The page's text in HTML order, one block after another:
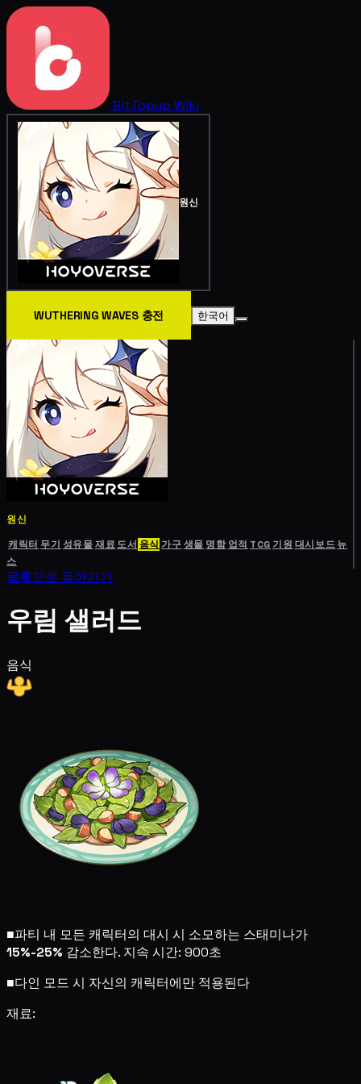
BitTopup Wiki
원신
WUTHERING WAVES 충전 한국어
원신
캐릭터 무기 성유물재료도서 음식 가구생물 명함 업적 TCG기원 대시보드뉴
스
목록으로 돌아가기
우림 샐러드
음식
■파티 내 모든 캐릭터의 대시 시 소모하는 스태미나가
15%-25% 감소한다. 지속 시간: 900초
■다인 모드 시 자신의 캐릭터에만 적용된다
재료: